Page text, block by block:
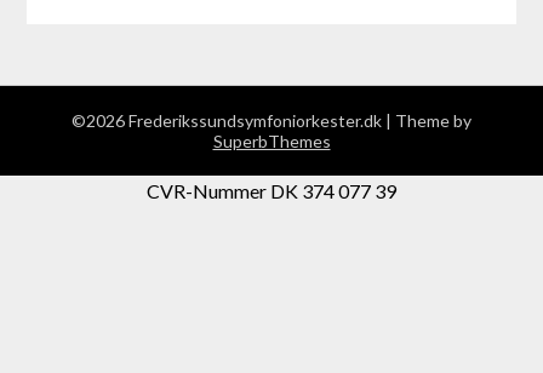
©2026 Frederikssundsymfoniorkester.dk | Theme by
SuperbThemes
CVR-Nummer DK 374 077 39